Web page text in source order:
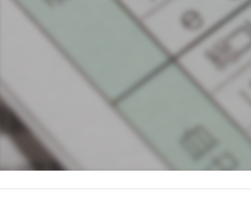
オンライン診療のご案内
小児科のご案内
健康診断のご案内
予防接種のご案内